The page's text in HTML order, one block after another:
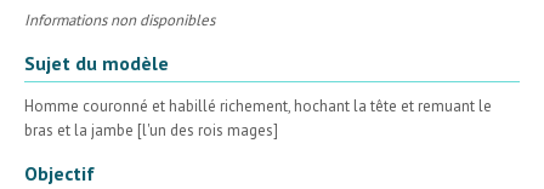
Informations non disponibles
Sujet du modèle
Homme couronné et habillé richement, hochant la tête et remuant le
bras et la jambe [l'un des rois mages]
Objectif